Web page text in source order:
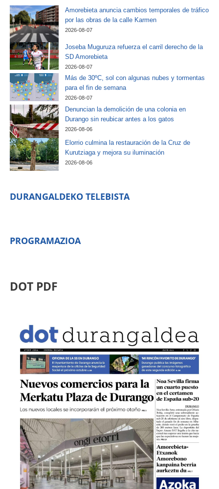
Amorebieta anuncia cambios temporales de tráfico
por las obras de la calle Karmen
2026-08-07
Joseba Muguruza refuerza el carril derecho de la
SD Amorebieta
2026-08-07
Más de 30ºC, sol con algunas nubes y tormentas
para el fin de semana
2026-08-07
Denuncian la demolición de una colonia en
Durango sin reubicar antes a los gatos
2026-08-06
Elorrio culmina la restauración de la Cruz de
Kurutziaga y mejora su iluminación
2026-08-06
DURANGALDEKO TELEBISTA
PROGRAMAZIOA
DOT PDF